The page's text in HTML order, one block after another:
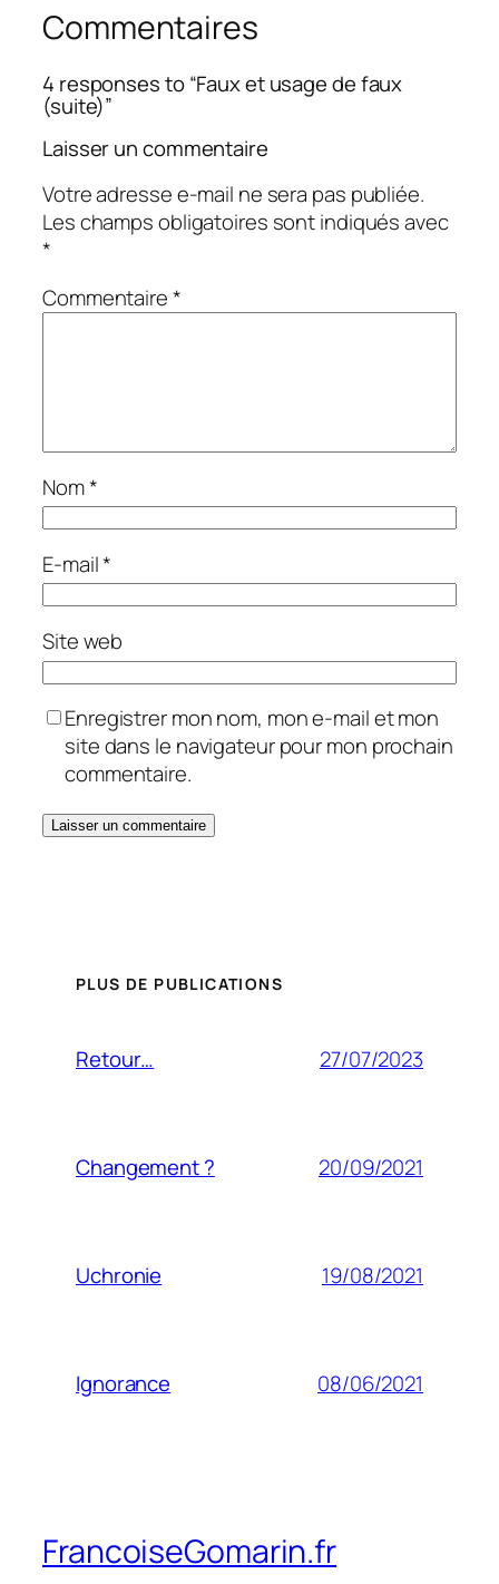
Commentaires
4 responses to “Faux et usage de faux
(suite)”
Laisser un commentaire
Votre adresse e-mail ne sera pas publiée.
Les champs obligatoires sont indiqués avec
*
Commentaire*
Nom*
E-mail*
Site web
Enregistrer mon nom, mon e-mail et mon
site dans le navigateur pour mon prochain
commentaire.
PLUS DE PUBLICATIONS
Retour… 27/07/2023
Changement ? 20/09/2021
Uchronie 19/08/2021
Ignorance 08/06/2021
FrancoiseGomarin.fr